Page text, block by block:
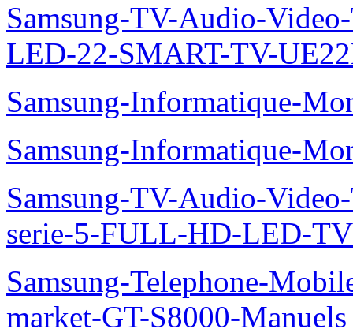
Samsung-TV-Audio-
LED-22-SMART-TV-
Samsung-Informatique-
Samsung-Informatique-
Samsung-TV-Audio-
serie-5-FULL-HD-LED-
Samsung-Telephone-
market-GT-S8000-Manuels